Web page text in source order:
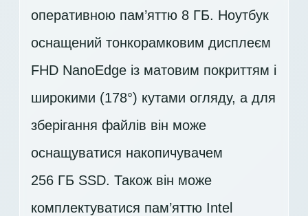
оперативною пам’яттю 8 ГБ. Ноутбук
оснащений тонкорамковим дисплеєм
FHD NanoEdge із матовим покриттям і
широкими (178°) кутами огляду, а для
зберігання файлів він може
оснащуватися накопичувачем
256 ГБ SSD. Також він може
комплектуватися пам’яттю Intel